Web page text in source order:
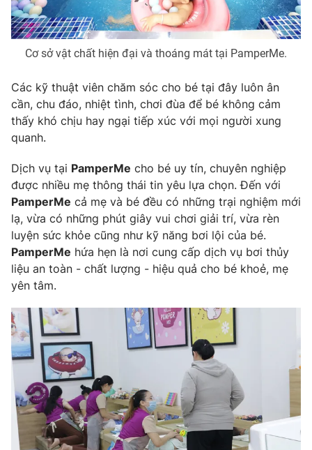
Cơ sở vật chất hiện đại và thoáng mát tại PamperMe.
Các kỹ thuật viên chăm sóc cho bé tại đây luôn ân
cần, chu đáo, nhiệt tình, chơi đùa để bé không cảm
thấy khó chịu hay ngại tiếp xúc với mọi người xung
quanh.
Dịch vụ tại PamperMe cho bé uy tín, chuyên nghiệp
được nhiều mẹ thông thái tin yêu lựa chọn. Đến với
PamperMe cả mẹ và bé đều có những trại nghiệm mới
lạ, vừa có những phút giây vui chơi giải trí, vừa rèn
luyện sức khỏe cũng như kỹ năng bơi lội của bé.
PamperMe hứa hẹn là nơi cung cấp dịch vụ bơi thủy
liệu an toàn - chất lượng - hiệu quả cho bé khoẻ, mẹ
yên tâm.